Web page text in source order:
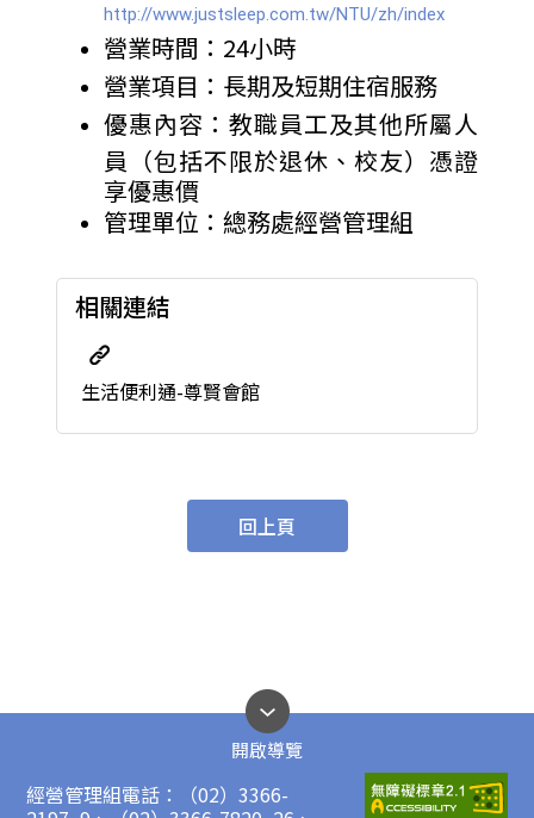
http://www.justsleep.com.tw/NTU/zh/index
營業時間：24小時
營業項目：長期及短期住宿服務
優惠內容：教職員工及其他所屬人
員（包括不限於退休、校友）憑證
享優惠價
管理單位：總務處經營管理組
相關連結
生活便利通-尊賢會館
回上頁
開啟導覽
經營管理組電話：（02）3366-